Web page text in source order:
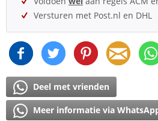
Versturen met Post.nl en DHL
Deel met vrienden
Meer informatie via